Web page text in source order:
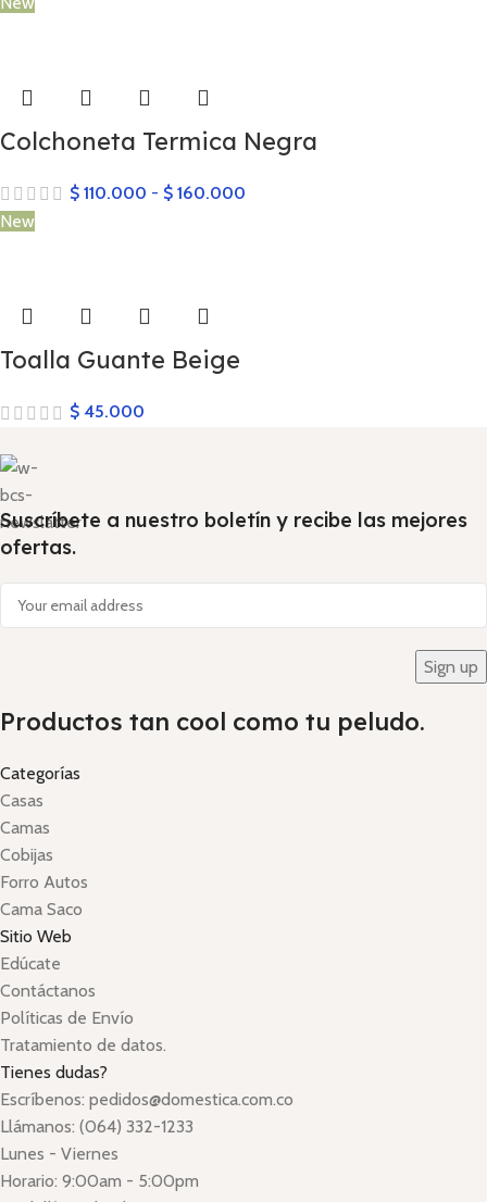
Colchoneta Termica Negra
$ 110.000 - $ 160.000
New
Toalla Guante Beige
$ 45.000
Suscríbete a nuestro boletín y recibe las mejores
ofertas.
Productos tan cool como tu peludo.
Categorías
Casas
Camas
Cobijas
Forro Autos
Cama Saco
Sitio Web
Edúcate
Contáctanos
Políticas de Envío
Tratamiento de datos.
Tienes dudas?
Escríbenos: pedidos@domestica.com.co
Llámanos: (064) 332-1233
Lunes - Viernes
Horario: 9:00am - 5:00pm